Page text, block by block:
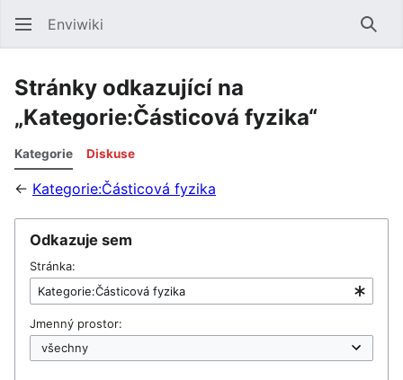
Enviwiki
Stránky odkazující na
„Kategorie:Částicová fyzika“
Kategorie Diskuse
← Kategorie:Částicová fyzika
Odkazuje sem
Stránka:
Jmenný prostor: